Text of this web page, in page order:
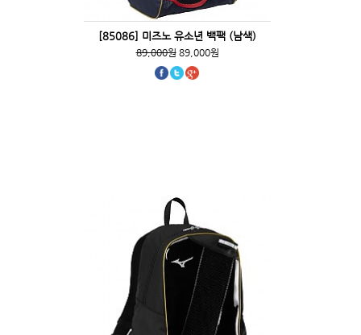
[85086] 미즈노 유소년 백팩 (남색)
89,000원89,000원